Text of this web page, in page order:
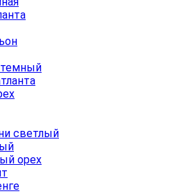
темный
светлый
орех